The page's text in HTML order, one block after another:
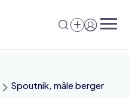
Spoutnik, mâle berger